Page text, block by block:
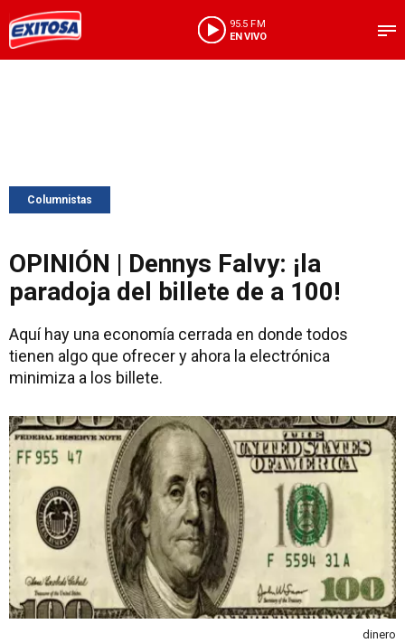
95.5 FM
EN VIVO
Columnistas
OPINIÓN | Dennys Falvy: ¡la
paradoja del billete de a 100!
Aquí hay una economía cerrada en donde todos
tienen algo que ofrecer y ahora la electrónica
minimiza a los billete.
dinero